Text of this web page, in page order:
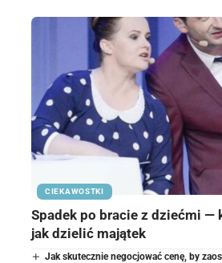
CIEKAWOSTKI
Spadek po bracie z dziećmi —
jak dzielić majątek
Jak skutecznie negocjować cenę, by